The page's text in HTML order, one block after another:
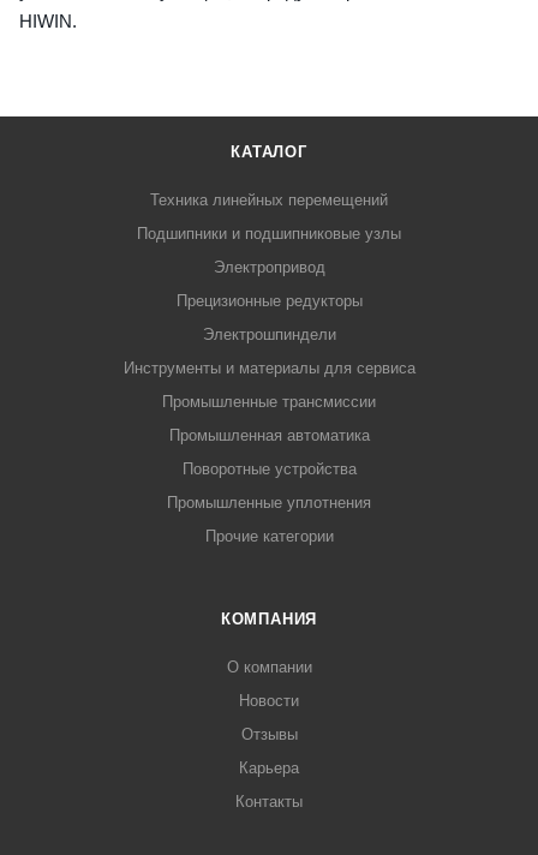
HIWIN.
КАТАЛОГ
Техника линейных перемещений
Подшипники и подшипниковые узлы
Электропривод
Прецизионные редукторы
Электрошпиндели
Инструменты и материалы для сервиса
Промышленные трансмиссии
Промышленная автоматика
Поворотные устройства
Промышленные уплотнения
Прочие категории
КОМПАНИЯ
О компании
Новости
Отзывы
Карьера
Контакты